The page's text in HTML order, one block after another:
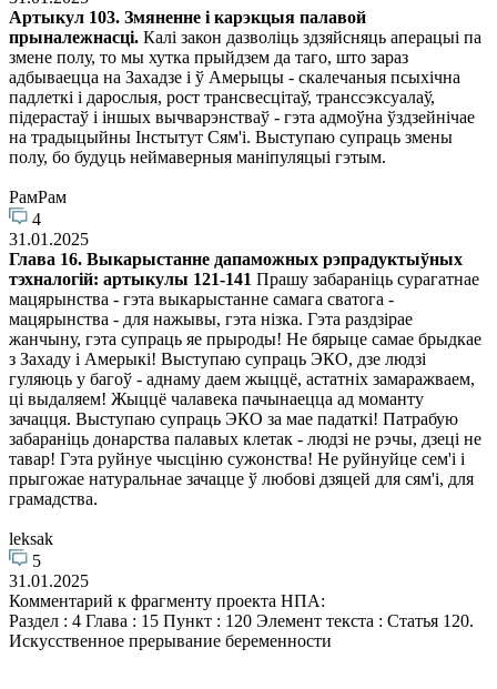
Артыкул 103. Змяненне і карэкцыя палавой
прыналежнасці. Калі закон дазволіць здзяйсняць аперацыі па
змене полу, то мы хутка прыйдзем да таго, што зараз
адбываецца на Захадзе і ў Амерыцы - скалечаныя псыхічна
падлеткі і дарослыя, рост трансвесцітаў, транссэксуалаў,
підерастаў і іншых вычварэнстваў - гэта адмоўна ўздзейнічае
на традыцыйны Інстытут Сям'і. Выступаю супраць змены
полу, бо будуць неймаверныя маніпуляцыі гэтым.
РамРам
4
31.01.2025
Глава 16. Выкарыстанне дапаможных рэпрадуктыўных
тэхналогій: артыкулы 121-141 Прашу забараніць сурагатнае
мацярынства - гэта выкарыстанне самага сватога -
мацярынства - для нажывы, гэта нізка. Гэта раздзірае
жанчыну, гэта супраць яе прыроды! Не бярыце самае брыдкае
з Захаду і Амерыкі! Выступаю супраць ЭКО, дзе людзі
гуляюць у багоў - аднаму даем жыццё, астатніх замаражваем,
ці выдаляем! Жыццё чалавека пачынаецца ад моманту
зачацця. Выступаю супраць ЭКО за мае падаткі! Патрабую
забараніць донарства палавых клетак - людзі не рэчы, дзеці не
тавар! Гэта руйнуе чысціню сужонства! Не руйнуйце сем'і і
прыгожае натуральнае зачацце ў любові дзяцей для сям'і, для
грамадства.
leksak
5
31.01.2025
Комментарий к фрагменту проекта НПА:
Раздел : 4 Глава : 15 Пункт : 120 Элемент текста : Статья 120.
Искусственное прерывание беременности